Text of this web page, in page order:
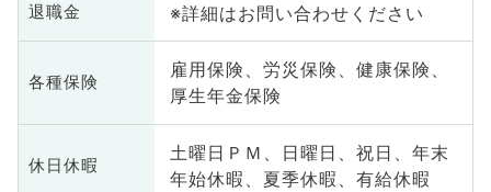
退職金 ※詳細はお問い合わせください
各種保険
雇用保険、労災保険、健康保険、
厚生年金保険
休日休暇
土曜日ＰＭ、日曜日、祝日、年末
年始休暇、夏季休暇、有給休暇